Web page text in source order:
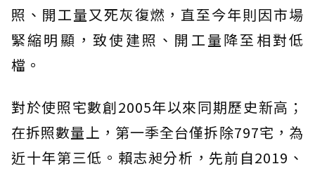
照、開工量又死灰復燃，直至今年則因市場
緊縮明顯，致使建照、開工量降至相對低
檔。
對於使照宅數創2005年以來同期歷史新高；
在拆照數量上，第一季全台僅拆除797宅，為
近十年第三低。賴志昶分析，先前自2019、